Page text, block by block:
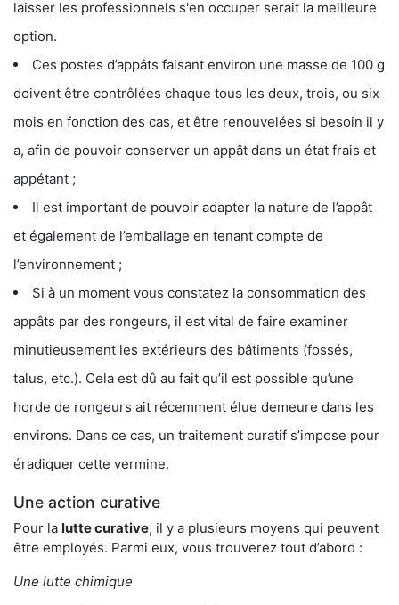
laisser les professionnels s'en occuper serait la meilleure
option.
Ces postes d’appâts faisant environ une masse de 100 g
doivent être contrôlées chaque tous les deux, trois, ou six
mois en fonction des cas, et être renouvelées si besoin il y
a, afin de pouvoir conserver un appât dans un état frais et
appétant ;
Il est important de pouvoir adapter la nature de l’appât
et également de l’emballage en tenant compte de
l’environnement ;
Si à un moment vous constatez la consommation des
appâts par des rongeurs, il est vital de faire examiner
minutieusement les extérieurs des bâtiments (fossés,
talus, etc.). Cela est dû au fait qu’il est possible qu’une
horde de rongeurs ait récemment élue demeure dans les
environs. Dans ce cas, un traitement curatif s’impose pour
éradiquer cette vermine.
Une action curative
Pour la lutte curative, il y a plusieurs moyens qui peuvent
être employés. Parmi eux, vous trouverez tout d’abord :
Une lutte chimique